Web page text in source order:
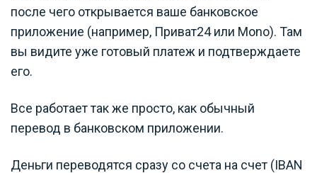
после чего открывается ваше банковское
приложение (например, Приват24 или Mono). Там
вы видите уже готовый платеж и подтверждаете
его.
Все работает так же просто, как обычный
перевод в банковском приложении.
Деньги переводятся сразу со счета на счет (IBAN